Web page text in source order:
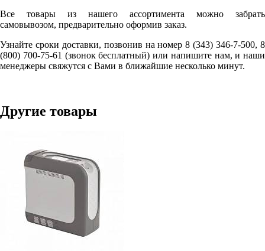
Все товары из нашего ассортимента можно забрать
самовывозом, предварительно оформив заказ.
Узнайте сроки доставки, позвонив на номер 8 (343) 346-7-500, 8
(800) 700-75-61 (звонок бесплатный) или напишите нам, и наши
менеджеры свяжутся с Вами в ближайшие несколько минут.
Другие товары